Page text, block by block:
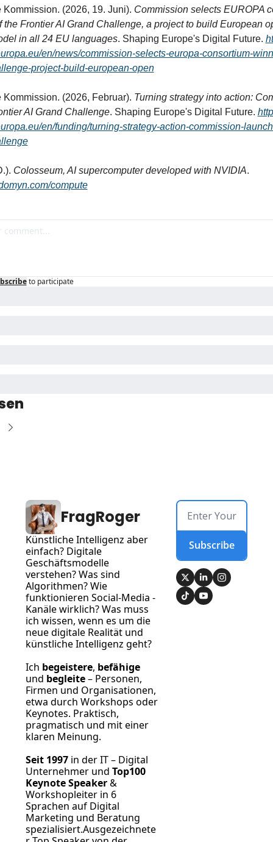
(2026, 19. Juni). Commission selects EUROPA
the Frontier AI Grand Challenge, a project to build European
in all 24 EU languages. Shaping Europe's Digital Future.
en/news/commission-selects-europa-consortium-
project-build-european-open
(2026, Februar). Turning strategy into action:
AI Grand Challenge. Shaping Europe's Digital Future.
en/funding/turning-strategy-action-commission-
Colosseum, AI supercomputer developed with NVIDIA
compute
to participate
FragRoger
Künstliche Intelligenz aber
einfach? Digitale
Geschäftsmodelle
verstehen? Was sind
Algorithmen? Wie
funktionieren Social-Media -
Kanäle wirklich? Was muss
ich wissen, wenn es um die
neue digitale Realität und
künstliche Intelligenz geht?
Ich begeistere, befähige
und begleite – Personen,
Firmen und Organisationen,
etwa durch Workshops oder
Keynotes. Praktisch,
pragmatisch und mit einer
klaren Meinung.
Seit 1997 in der IT – Digital
Unternehmer und Top100
Keynote Speaker &
Workshopleiter in 6
Sprachen auf Digital
Marketing und Beratung
spezialisiert.Ausgezeichnete
Subscribe